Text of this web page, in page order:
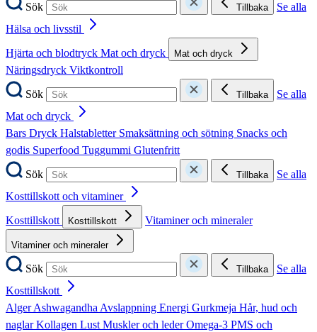
Sök Tillbaka
Se alla
Hälsa och livsstil
Hjärta och blodtryck Mat och dryck Mat och dryck
Näringsdryck Viktkontroll
Sök
Tillbaka
Se alla
Mat och dryck
Bars Dryck Halstabletter Smaksättning och sötning Snacks och
godis Superfood Tuggummi Glutenfritt
Sök
Tillbaka
Se alla
Kosttillskott och vitaminer
Kosttillskott
Kosttillskott Vitaminer och mineraler
Vitaminer och mineraler
Sök Tillbaka
Se alla
Kosttillskott
AlgerAshwagandhaAvslappning Energi Gurkmeja Hår, hud och
naglarKollagen LustMuskler och lederOmega-3 PMS och